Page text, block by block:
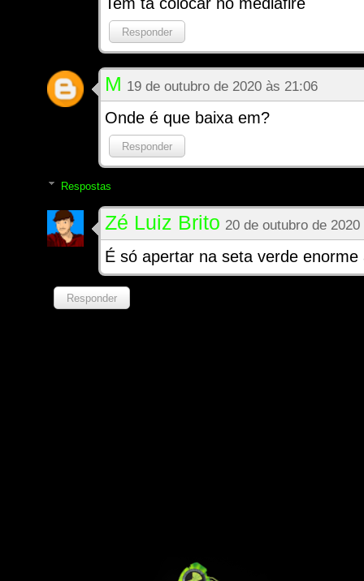
Responder
M 19 de outubro de 2020 às 21:06
Onde é que baixa em?
Responder
Respostas
Zé Luiz Brito 20 de outubro de
É só apertar na seta verde
Responder